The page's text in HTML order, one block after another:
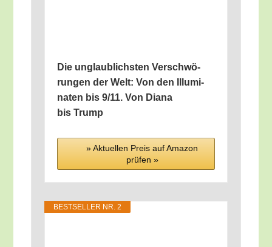
Die unglaub­lichs­ten Ver­schwö­
run­gen der Welt: Von den Illu­mi­
na­ten bis 9/​11. Von Dia­na
bis Trump
» Aktu­el­len Preis auf Ama­zon
prü­fen »
BEST­SEL­LER NR. 2